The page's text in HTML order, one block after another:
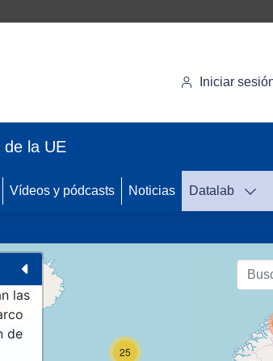
Iniciar
de la UE
Vídeos y pódcasts Noticias Datalab
las
de
25